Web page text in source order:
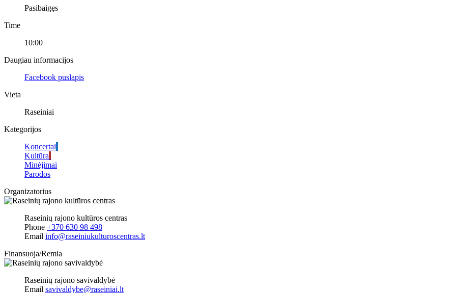
Pasibaigęs
Time
10:00
Daugiau informacijos
Facebook puslapis
Vieta
Raseiniai
Kategorijos
Koncertai
Kultūra
Minėjimai
Parodos
Organizatorius
Raseinių rajono kultūros centras
Phone +370 630 98 498
Email info@raseiniukulturoscentras.lt
Finansuoja/Remia
Raseinių rajono savivaldybė
Email savivaldybe@raseiniai.lt